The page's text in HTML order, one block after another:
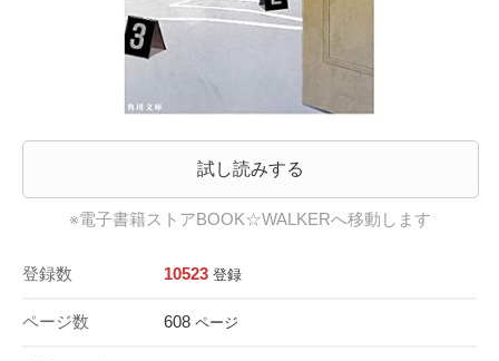
試し読みする
※電子書籍ストアBOOK☆WALKERへ移動します
登録数 10523 登録
ページ数 608 ページ